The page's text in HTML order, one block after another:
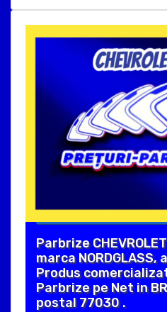
Parbrize
marca
Produs
Parbrize pe Net in
postal 77030 .